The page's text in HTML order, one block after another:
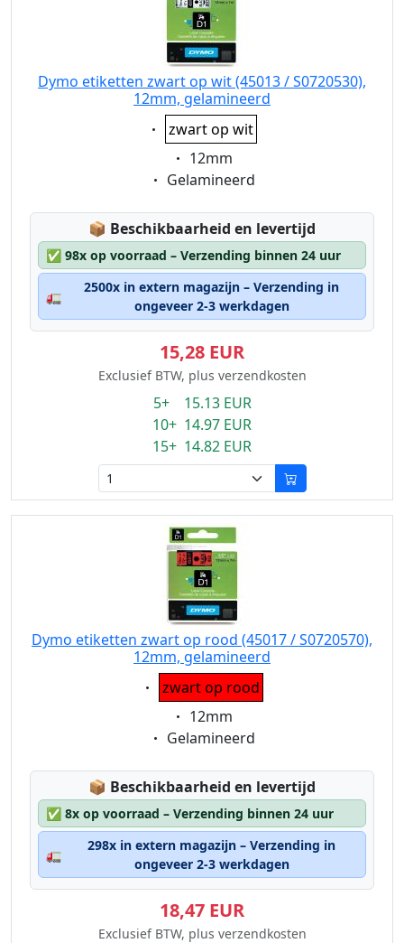
Dymo etiketten zwart op wit (45013 / S0720530),
12mm, gelamineerd
Eigenschaft:
zwart op wit
Eigenschaft:
12mm
Eigenschaft:
Gelamineerd
📦 Lagerstatus:
Beschikbaarheid en levertijd
✅ 98x op voorraad – Verzending binnen 24 uur
🚛
2500x in extern magazijn – Verzending in
ongeveer 2-3 werkdagen
15,28 EUR
Exclusief BTW, plus verzendkosten
5+ 15.13 EUR
10+ 14.97 EUR
15+ 14.82 EUR
Dymo etiketten zwart op rood (45017 / S0720570),
12mm, gelamineerd
Eigenschaft:
zwart op rood
Eigenschaft:
12mm
Eigenschaft:
Gelamineerd
📦 Lagerstatus:
Beschikbaarheid en levertijd
✅ 8x op voorraad – Verzending binnen 24 uur
🚛
298x in extern magazijn – Verzending in
ongeveer 2-3 werkdagen
18,47 EUR
Exclusief BTW, plus verzendkosten